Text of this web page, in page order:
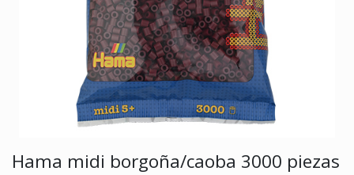
Hama midi borgoña/caoba 3000 piezas